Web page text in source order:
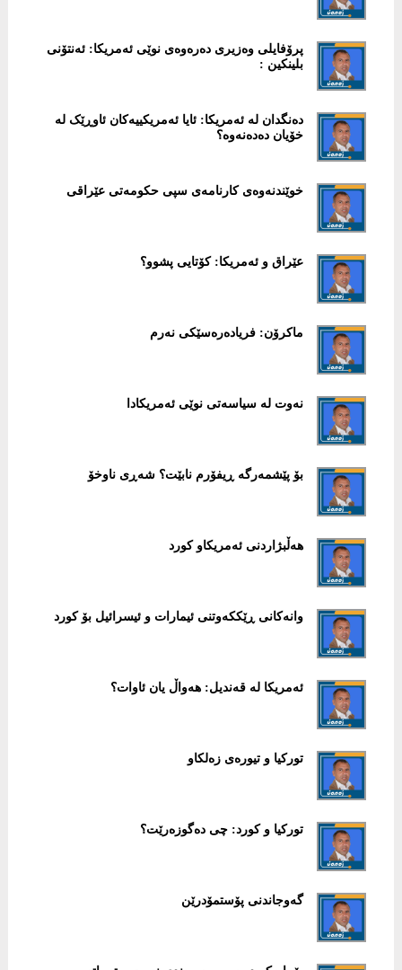
پرۆفایلی وەزیری دەرەوەی نوێی ئەمریکا: ئەنتۆنی
بلینکین :
دەنگدان لە ئەمریکا: ئایا ئەمریکییەکان ئاوڕێک لە
خۆیان دەدەنەوە؟
خوێندنەوەی کارنامەی سپی حکومەتی عێراقی
عێراق و ئەمریکا: کۆتایی پشوو؟
ماکرۆن: فریادەرەسێکی نەرم
نەوت لە سیاسەتی نوێی ئەمریکادا
بۆ پێشمەرگە ڕیفۆرم نابێت؟ شەڕی ناوخۆ
هەڵبژاردنی ئەمریکاو کورد
وانەکانی ڕێککەوتنی ئیمارات و ئیسرائیل بۆ کورد
ئەمریکا لە قەندیل: هەواڵ یان ئاوات؟
تورکیا و تیورەی زەلکاو
تورکیا و کورد: چی دەگوزەرێت؟
گەوجاندنی پۆستمۆدرێن